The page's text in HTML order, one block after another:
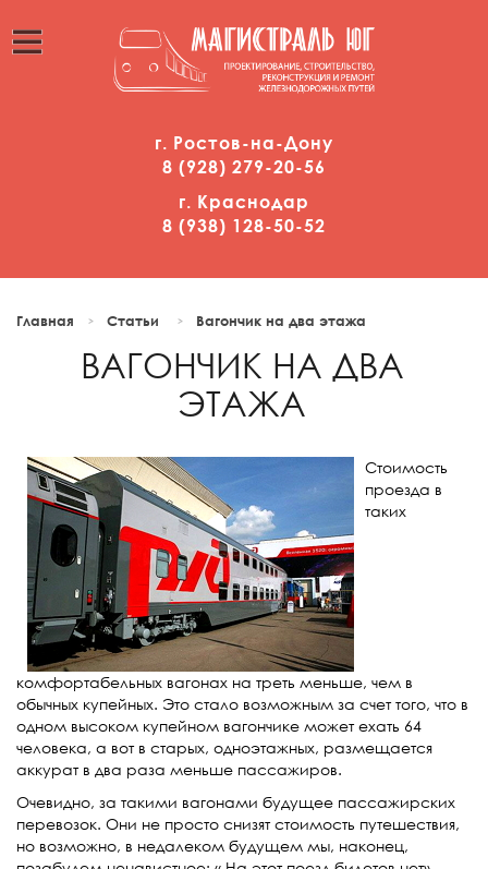
г. Ростов-на-Дону
8 (928) 279-20-56
г. Краснодар
8 (938) 1 28-50-52
Главная Статьи Вагончик на два этажа
ВАГОНЧИК НА ДВА
ЭТАЖА
Стоимость
проезда в
таких
комфортабельных вагонах на треть меньше, чем в
обычных купейных. Это стало возможным за счет того, что в
одном высоком купейном вагончике может ехать 64
человека, а вот в старых, одноэтажных, размещается
аккурат в два раза меньше пассажиров.
Очевидно, за такими вагонами будущее пассажирских
перевозок. Они не просто снизят стоимость путешествия,
но возможно, в недалеком будущем мы, наконец,